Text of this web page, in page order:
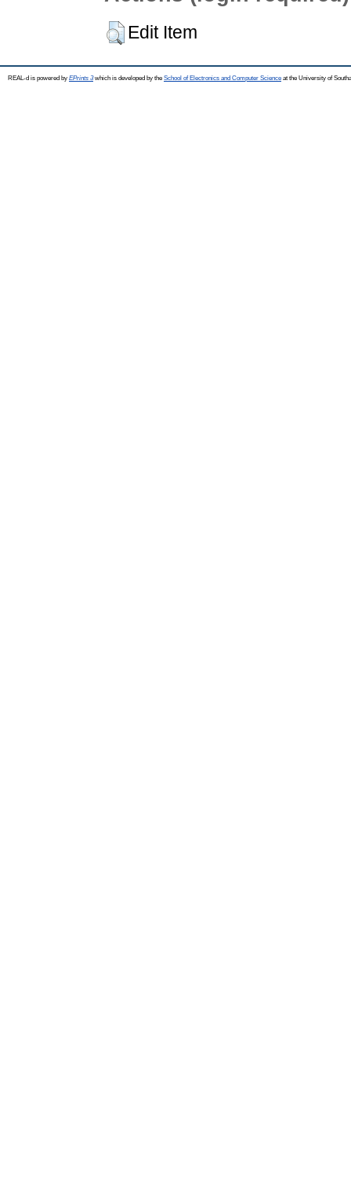
Edit Item
REAL-d is powered by EPrints 3which is developed by the School of Electronics and Computer Science at the University of